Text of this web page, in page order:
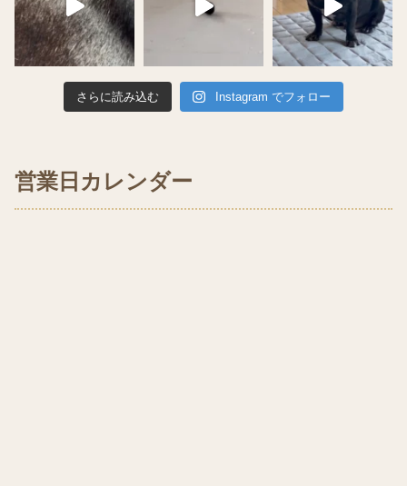
さらに読み込む Instagram でフォロー
営業日カレンダー